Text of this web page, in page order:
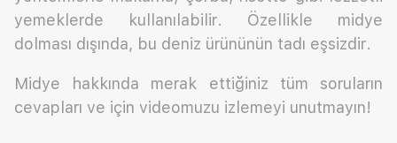
yemeklerde kullanılabilir. Özellikle midye
dolması dışında, bu deniz ürününün tadı eşsizdir.
Midye hakkında merak ettiğiniz tüm soruların
cevapları ve için videomuzu izlemeyi unutmayın!